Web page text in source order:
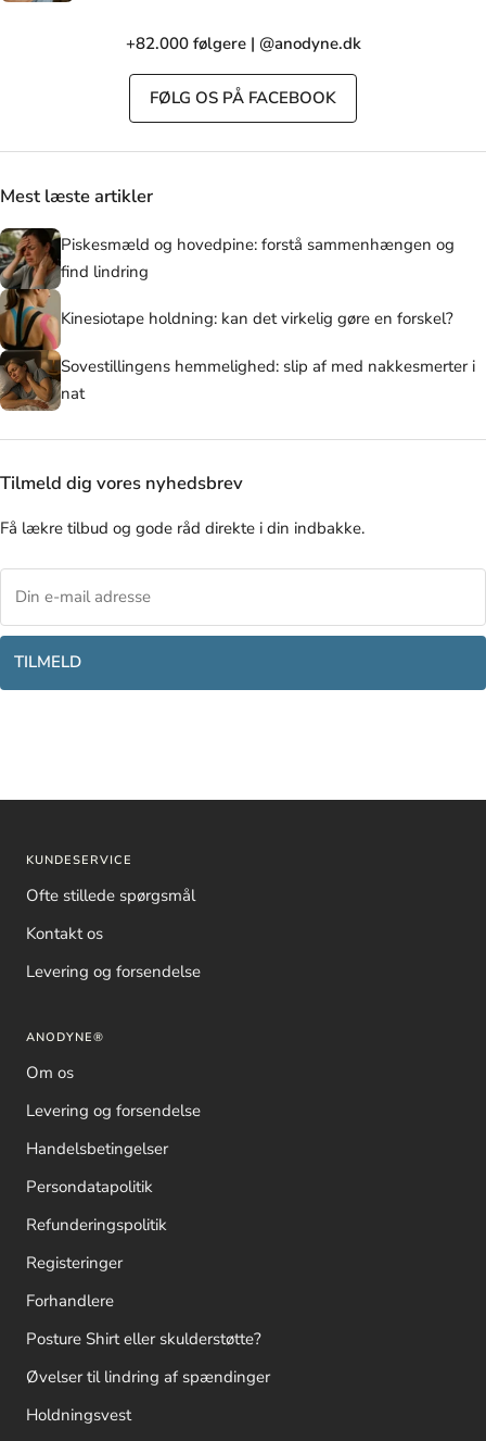
+82.000 følgere | @anodyne.dk
FØLG OS PÅ FACEBOOK
Mest læste artikler
Piskesmæld og hovedpine: forstå sammenhængen og
find lindring
Kinesiotape holdning: kan det virkelig gøre en forskel?
Sovestillingens hemmelighed: slip af med nakkesmerter i
nat
Tilmeld dig vores nyhedsbrev
Få lækre tilbud og gode råd direkte i din indbakke.
TILMELD
KUNDESERVICE
Ofte stillede spørgsmål
Kontakt os
Levering og forsendelse
ANODYNE®
Om os
Levering og forsendelse
Handelsbetingelser
Persondatapolitik
Refunderingspolitik
Registeringer
Forhandlere
Posture Shirt eller skulderstøtte?
Øvelser til lindring af spændinger
Holdningsvest